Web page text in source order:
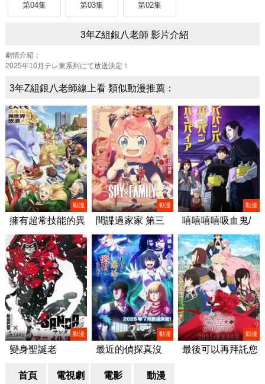
第04集 第03集 第02集
3年Z組銀八老師 影片介紹
劇情介紹：
2025年10月テレ東系列にて放送決定！
3年Z組銀八老師線上看 類似動漫推薦：
動漫
擁有超常技能的異
世界流浪美食家 第
二季/とんでもスキ
ルで異世界放浪メ
シ2
動漫
間諜過家家 第三
季/SPY×FAMILY
Season 3
動漫
嘻嘻嘻嘻吸血鬼/
ババンババンバン
バンパイア
動漫
變身聖誕老
動漫
最近的偵探真沒
探偵ときたら
動漫
最後可以再拜託您
首頁 電視劇 電影 動漫